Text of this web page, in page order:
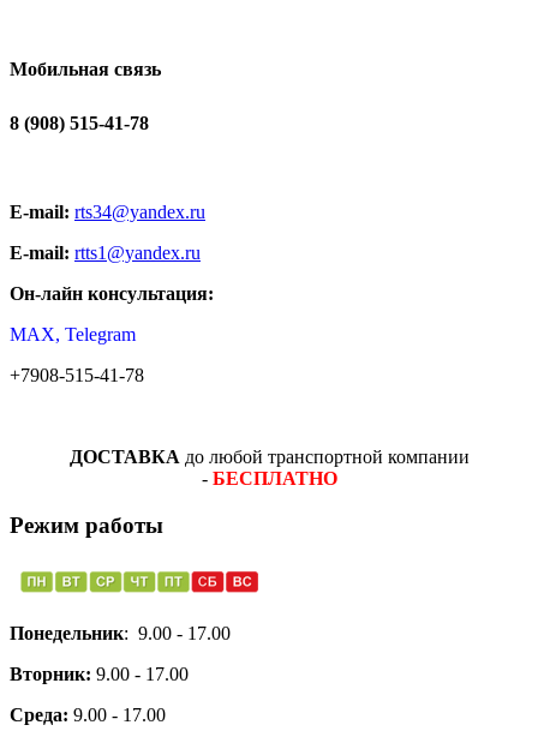
Мобильная связь
8 (908) 515-41-78
E-mail: rts34@yandex.ru
E-mail: rtts1@yandex.ru
Он-лайн консультация:
MAX, Telegram
+7908-515-41-78
ДОСТАВКА до любой транспортной компании
- БЕСПЛАТНО
Режим работы
Понедельник: 9.00 - 17.00
Вторник: 9.00 - 17.00
Среда: 9.00 - 17.00